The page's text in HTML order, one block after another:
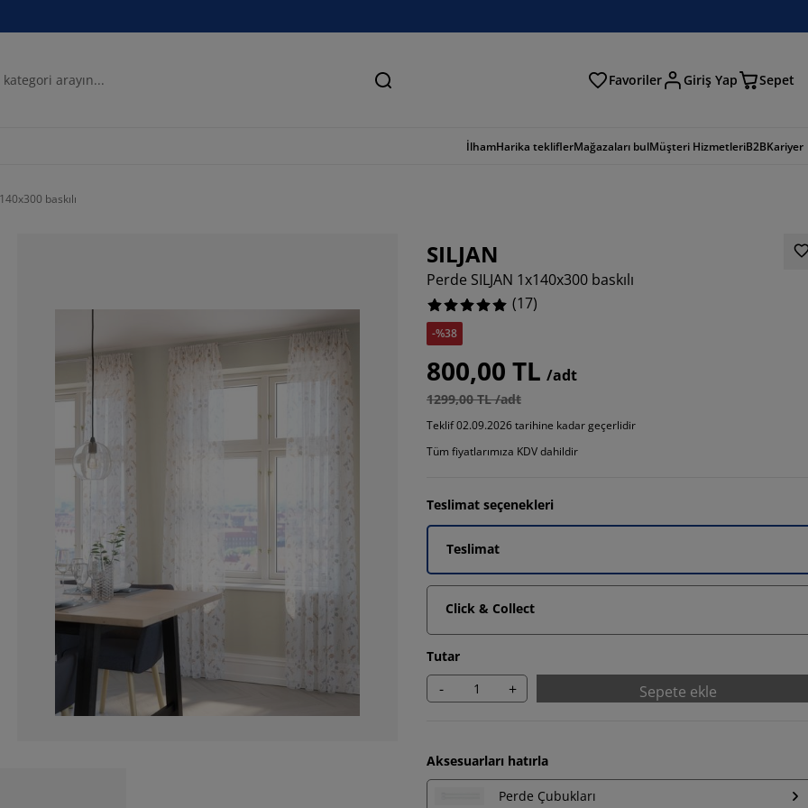
Ara Favoriler Giriş Yap Sepet
İlhamHarika tekliflerMağazaları bulMüşteri HizmetleriB2BKariyer
baskılı
SILJAN
Perde SILJAN 1x140x300 baskılı
(17)
-%38
800,00 TL /adt
1299,00 TL /adt
Teklif 02.09.2026 tarihine kadar geçerlidir
Tüm fiyatlarımıza KDV dahildir
Teslimat seçenekleri
Teslimat
Click & Collect
Tutar
- + Sepete ekle
Aksesuarları hatırla
Perde Çubukları